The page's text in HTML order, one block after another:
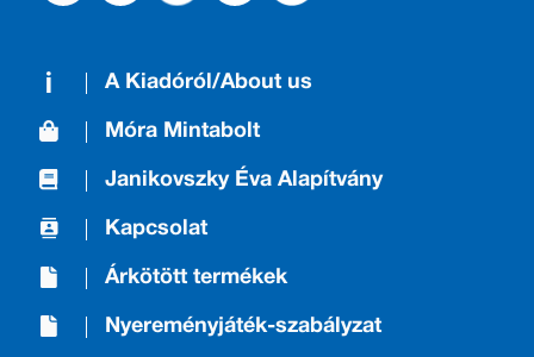
A Kiadóról/About us
Móra Mintabolt
Janikovszky Éva Alapítvány
Kapcsolat
Árkötött termékek
Nyereményjáték-szabályzat